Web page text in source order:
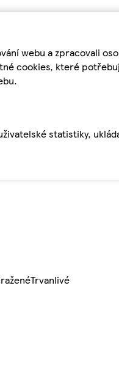
webu a zpracovali
cookies, které
statistiky,
Trvanlivé